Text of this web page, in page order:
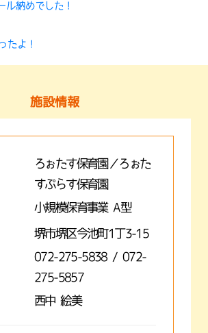
納めでした！
たよ！
施設情報
ろぉたす保育園／ろぉた
すぷらす保育園
小規模保育事業 A型
堺市堺区今池町1丁3-15
072-275-5838 / 072-
275-5857
西中 絵美